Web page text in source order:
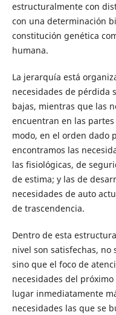
estructuralmente con
con una determinación
constitución genética
humana.
La jerarquía está
necesidades de pérdida
bajas, mientras que las
encuentran en las
modo, en el orden dado
encontramos las
las fisiológicas, de
de estima; y las de
necesidades de auto
de trascendencia.
Dentro de esta
nivel son satisfechas, no
sino que el foco de
necesidades del
lugar inmediatamente
necesidades las que se